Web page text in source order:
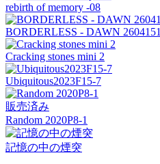
rebirth of memory -08
BORDERLESS - DAWN 2604151
Cracking stones mini 2
Ubiquitous2023F15-7
販売済み
Random 2020P8-1
記憶の中の煙突